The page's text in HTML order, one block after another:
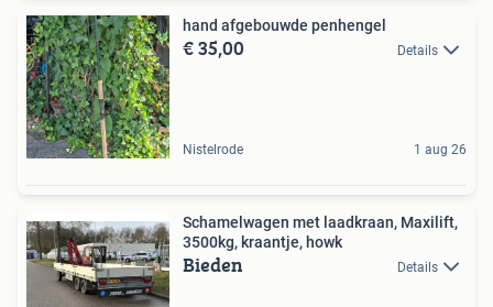
hand afgebouwde penhengel
€ 35,00 Details
Nistelrode 1 aug 26
Schamelwagen met laadkraan, Maxilift,
3500kg, kraantje, howk
Bieden Details